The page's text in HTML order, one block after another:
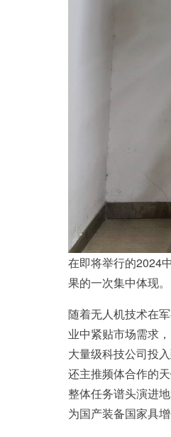
在即将举行的2024
果的一次集中体现。
随着无人机技术在
业中紧贴市场需求
大量级科技公司投
还主推频体合作的
整体任务谱头演进
为国产装备国家具